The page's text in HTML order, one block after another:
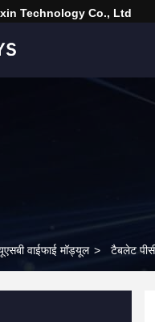
Technology Co., Ltd
वाईफाई मॉड्यूल > टैबलेट